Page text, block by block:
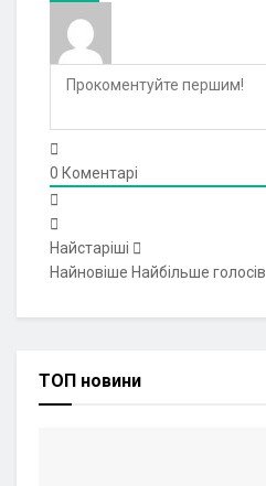
0 Коментарі
Найстаріші
Найновіше Найбільше голосів
ТОП новини